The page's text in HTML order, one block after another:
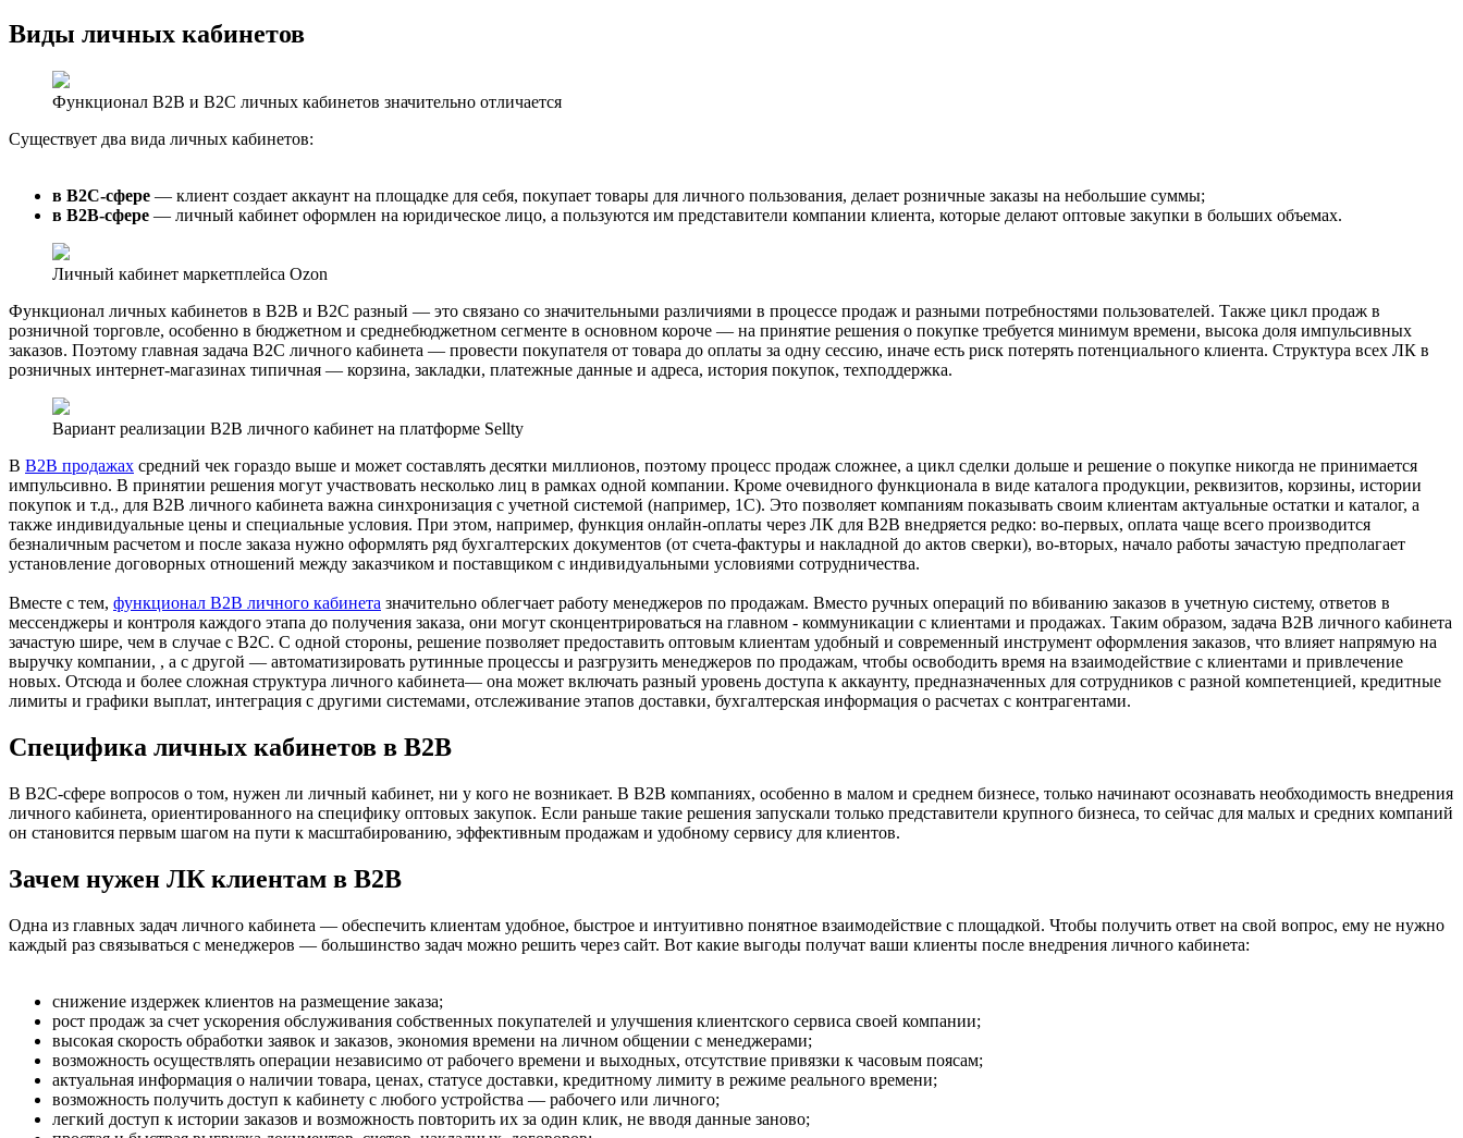
Виды личных кабинетов
Функционал B2B и B2C личных кабинетов значительно отличается
Существует два вида личных кабинетов:
в В2С-сфере — клиент создает аккаунт на площадке для себя, покупает товары для личного пользования, делает розничные заказы на небольшие суммы;
в В2В-сфере — личный кабинет оформлен на юридическое лицо, а пользуются им представители компании клиента, которые делают оптовые закупки в больших объемах.
Личный кабинет маркетплейса Ozon
Функционал личных кабинетов в В2В и В2С разный — это связано со значительными различиями в процессе продаж и разными потребностями пользователей. Также цикл продаж в
розничной торговле, особенно в бюджетном и среднебюджетном сегменте в основном короче — на принятие решения о покупке требуется минимум времени, высока доля импульсивных
заказов. Поэтому главная задача B2C личного кабинета — провести покупателя от товара до оплаты за одну сессию, иначе есть риск потерять потенциального клиента. Структура всех ЛК в
розничных интернет-магазинах типичная — корзина, закладки, платежные данные и адреса, история покупок, техподдержка.
Вариант реализации B2B личного кабинет на платформе Sellty
В В2В продажах средний чек гораздо выше и может составлять десятки миллионов, поэтому процесс продаж сложнее, а цикл сделки дольше и решение о покупке никогда не принимается
импульсивно. В принятии решения могут участвовать несколько лиц в рамках одной компании. Кроме очевидного функционала в виде каталога продукции, реквизитов, корзины, истории
покупок и т.д., для B2B личного кабинета важна синхронизация с учетной системой (например, 1С). Это позволяет компаниям показывать своим клиентам актуальные остатки и каталог, а
также индивидуальные цены и специальные условия. При этом, например, функция онлайн-оплаты через ЛК для B2B внедряется редко: во-первых, оплата чаще всего производится
безналичным расчетом и после заказа нужно оформлять ряд бухгалтерских документов (от счета-фактуры и накладной до актов сверки), во-вторых, начало работы зачастую предполагает
установление договорных отношений между заказчиком и поставщиком с индивидуальными условиями сотрудничества.
Вместе с тем, функционал B2B личного кабинета значительно облегчает работу менеджеров по продажам. Вместо ручных операций по вбиванию заказов в учетную систему, ответов в
мессенджеры и контроля каждого этапа до получения заказа, они могут сконцентрироваться на главном - коммуникации с клиентами и продажах. Таким образом, задача B2B личного кабинета
зачастую шире, чем в случае с B2C. С одной стороны, решение позволяет предоставить оптовым клиентам удобный и современный инструмент оформления заказов, что влияет напрямую на
выручку компании, , а с другой — автоматизировать рутинные процессы и разгрузить менеджеров по продажам, чтобы освободить время на взаимодействие с клиентами и привлечение
новых. Отсюда и более сложная структура личного кабинета— она может включать разный уровень доступа к аккаунту, предназначенных для сотрудников с разной компетенцией, кредитные
лимиты и графики выплат, интеграция с другими системами, отслеживание этапов доставки, бухгалтерская информация о расчетах с контрагентами.
Специфика личных кабинетов в В2В
В В2С-сфере вопросов о том, нужен ли личный кабинет, ни у кого не возникает. В В2В компаниях, особенно в малом и среднем бизнесе, только начинают осознавать необходимость внедрения
личного кабинета, ориентированного на специфику оптовых закупок. Если раньше такие решения запускали только представители крупного бизнеса, то сейчас для малых и средних компаний
он становится первым шагом на пути к масштабированию, эффективным продажам и удобному сервису для клиентов.
Зачем нужен ЛК клиентам в В2В
Одна из главных задач личного кабинета — обеспечить клиентам удобное, быстрое и интуитивно понятное взаимодействие с площадкой. Чтобы получить ответ на свой вопрос, ему не нужно
каждый раз связываться с менеджеров — большинство задач можно решить через сайт. Вот какие выгоды получат ваши клиенты после внедрения личного кабинета:
снижение издержек клиентов на размещение заказа;
рост продаж за счет ускорения обслуживания собственных покупателей и улучшения клиентского сервиса своей компании;
высокая скорость обработки заявок и заказов, экономия времени на личном общении с менеджерами;
возможность осуществлять операции независимо от рабочего времени и выходных, отсутствие привязки к часовым поясам;
актуальная информация о наличии товара, ценах, статусе доставки, кредитному лимиту в режиме реального времени;
возможность получить доступ к кабинету с любого устройства — рабочего или личного;
легкий доступ к истории заказов и возможность повторить их за один клик, не вводя данные заново;